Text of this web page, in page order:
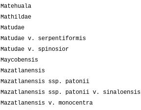
Matehuala
Mathildae
Matudae
Matudae v. serpentiformis
Matudae v. spinosior
Maycobensis
Mazatlanensis
Mazatlanensis ssp. patonii
Mazatlanensis ssp. patonii v. sinaloensis
Mazatlanensis v. monocentra